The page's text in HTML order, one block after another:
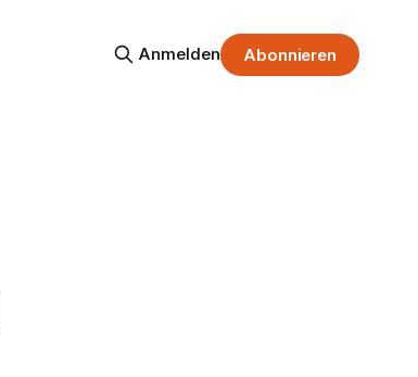
Anmelden Abonnieren